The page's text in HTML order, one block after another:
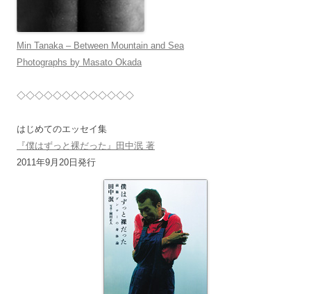
Min Tanaka – Between Mountain and Sea
Photographs by Masato Okada
◇◇◇◇◇◇◇◇◇◇◇◇◇
はじめてのエッセイ集
『僕はずっと裸だった』田中泯 著
2011年9月20日発行